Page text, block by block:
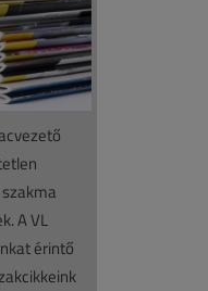
A VL
érintő